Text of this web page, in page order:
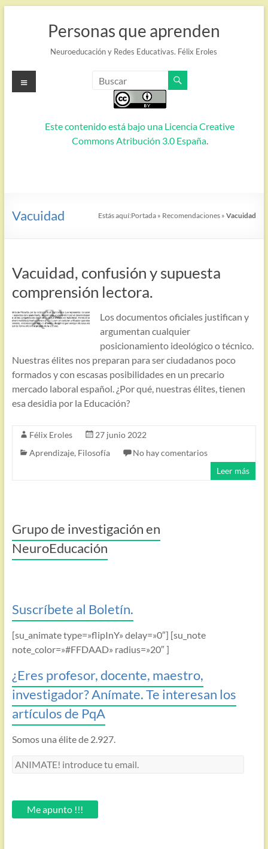
Personas que aprenden
Neuroeducación y Redes Educativas. Félix Eroles
Este contenido está bajo una Licencia Creative
Commons Atribución 3.0 España.
Menú
Vacuidad Estás aquí:Portada » Recomendaciones »Vacuidad
Vacuidad, confusión y supuesta
comprensión lectora.
Los documentos oficiales justifican y
argumentan cualquier
posicionamiento ideológico o técnico.
Nuestras élites nos preparan para ser ciudadanos poco
formados y con escasas posibilidades en un precario
mercado laboral español. ¿Por qué, nuestras élites, tienen
esa desidia por la Educación?
Félix Eroles
27 junio 2022
Aprendizaje, Filosofía
No hay comentarios
Leer más
Grupo de investigación en
NeuroEducación
Suscríbete al Boletín.
[su_animate type=»flipInY» delay=»0″] [su_note
note_color=»#FFDAAD» radius=»20″ ]
¿Eres profesor, docente, maestro,
investigador? Anímate. Te interesan los
artículos de PqA
Somos una élite de 2.927.
ANIMATE!
email.Me apunto !!!